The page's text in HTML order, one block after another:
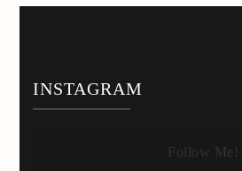
INSTAGRAM
Follow Me!